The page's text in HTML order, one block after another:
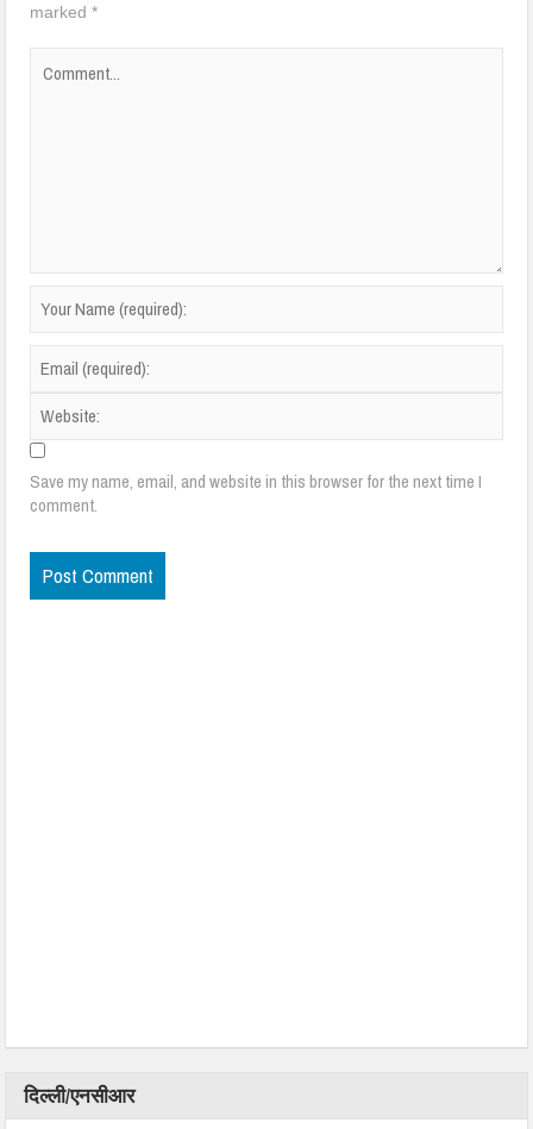
marked*
Save my name, email, and website in this browser for the next time I
comment.
दिल्ली/एनसीआर